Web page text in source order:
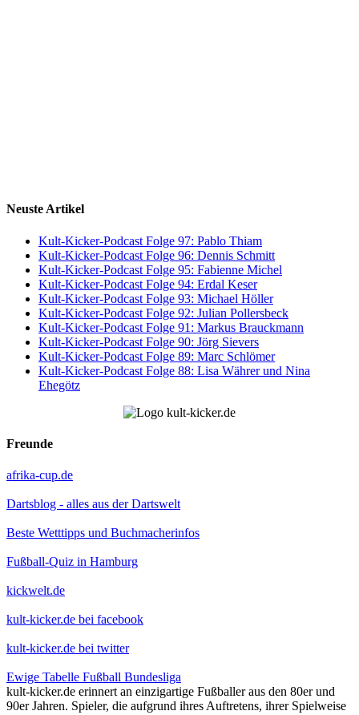
Neuste Artikel
Kult-Kicker-Podcast Folge 97: Pablo Thiam
Kult-Kicker-Podcast Folge 96: Dennis Schmitt
Kult-Kicker-Podcast Folge 95: Fabienne Michel
Kult-Kicker-Podcast Folge 94: Erdal Keser
Kult-Kicker-Podcast Folge 93: Michael Höller
Kult-Kicker-Podcast Folge 92: Julian Pollersbeck
Kult-Kicker-Podcast Folge 91: Markus Brauckmann
Kult-Kicker-Podcast Folge 90: Jörg Sievers
Kult-Kicker-Podcast Folge 89: Marc Schlömer
Kult-Kicker-Podcast Folge 88: Lisa Währer und Nina
Ehegötz
Freunde
afrika-cup.de
Dartsblog - alles aus der Dartswelt
Beste Wetttipps und Buchmacherinfos
Fußball-Quiz in Hamburg
kickwelt.de
kult-kicker.de bei facebook
kult-kicker.de bei twitter
Ewige Tabelle Fußball Bundesliga
kult-kicker.de erinnert an einzigartige Fußballer aus den 80er und
90er Jahren. Spieler, die aufgrund ihres Auftretens, ihrer Spielweise